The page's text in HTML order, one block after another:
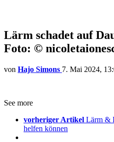
Lärm schadet auf
Foto: ©
von Hajo Simons 7. Mai 2024,
See more
vorheriger Artikel Lärm &
helfen können